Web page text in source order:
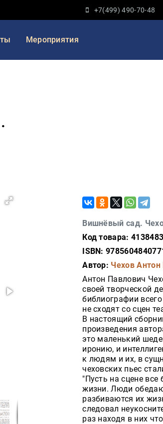
+7(499) 490-70-48
Мероприятия
Вишнёвый сад.
Код товара: 4138483
ISBN:
Автор: Чехов Антон
Антон Павлович
своей творческой
библиографии
не сходят со сцен
В настоящий
произведения
это маленький
иронию, и
к людям и их, в
чеховских пьес
"Пусть на сцене
жизни. Люди
разбиваются их
следовал
раз находя в них